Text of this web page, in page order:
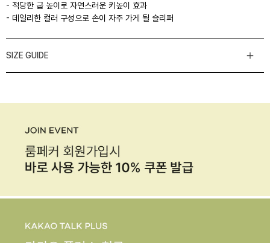
- 적당한 굽 높이로 자연스러운 키높이 효과
- 데일리한 컬러 구성으로 손이 자주 가게 될 슬리퍼
SIZE GUIDE